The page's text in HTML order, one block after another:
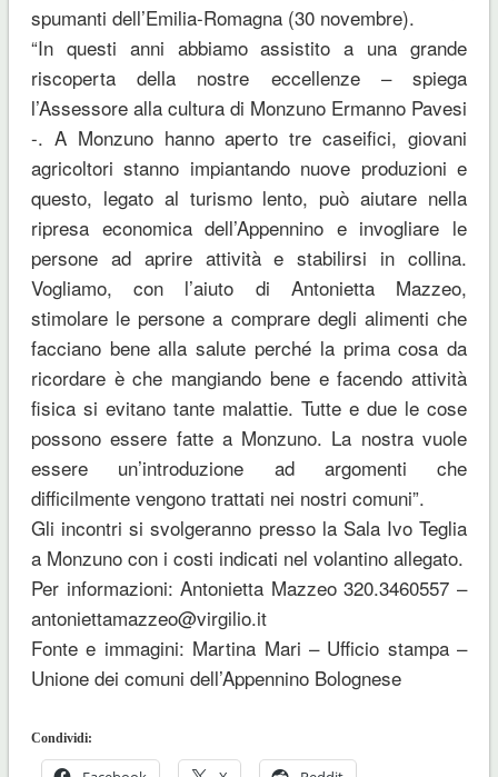
spumanti dell’Emilia-Romagna (30 novembre).
“In questi anni abbiamo assistito a una grande
riscoperta della nostre eccellenze – spiega
l’Assessore alla cultura di Monzuno Ermanno Pavesi
-. A Monzuno hanno aperto tre caseifici, giovani
agricoltori stanno impiantando nuove produzioni e
questo, legato al turismo lento, può aiutare nella
ripresa economica dell’Appennino e invogliare le
persone ad aprire attività e stabilirsi in collina.
Vogliamo, con l’aiuto di Antonietta Mazzeo,
stimolare le persone a comprare degli alimenti che
facciano bene alla salute perché la prima cosa da
ricordare è che mangiando bene e facendo attività
fisica si evitano tante malattie. Tutte e due le cose
possono essere fatte a Monzuno. La nostra vuole
essere un’introduzione ad argomenti che
difficilmente vengono trattati nei nostri comuni”.
Gli incontri si svolgeranno presso la Sala Ivo Teglia
a Monzuno con i costi indicati nel volantino allegato.
Per informazioni: Antonietta Mazzeo 320.3460557 –
antoniettamazzeo@virgilio.it
Fonte e immagini: Martina Mari – Ufficio stampa –
Unione dei comuni dell’Appennino Bolognese
Condividi: